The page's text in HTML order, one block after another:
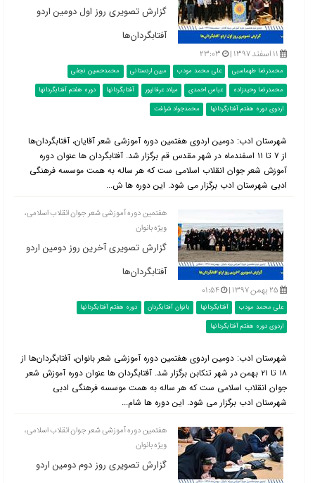
گزارش تصویری روز اول دومین اردو
آفتابگردان‌ها
۱۱ اسفند ۱۳۹۷ | ۲۳:۰۳
محمدرضا طهماسبی علی محمد مودب مبین اردستانی
محمدحسین نجفی
محمدرضا وحیدزاده
عباس احمدی میلاد عرفانپور آفتابگردانها
دوره هفتم آفتابگردانها
اردوی دوره هفتم آفتابگردانها
محمدجواد شرافت
شهرستان ادب: دومین اردوی هفتمین دوره آموزشی شعر آقایان، آفتابگردان‌ها
از ۷ تا ۱۱ اسفندماه در شهر مقدس قم برگزار شد. آفتابگردان ها عنوان دوره
آموزش شعر جوان انقلاب اسلامی ست که هر ساله به همت موسسه فرهنگی
ادبی شهرستان ادب برگزار می شود. این دوره ها ش...
هفتمین دوره آموزشی شعر جوان انقلاب اسلامی،
ویژه بانوان
گزارش تصویری آخرین روز دومین اردو
آفتابگردان‌ها
۲۵ بهمن ۱۳۹۷ | ۰۱:۵۴
علی محمد مودب آفتابگردانها بانوان آفتابگردان
دوره هفتم آفتابگردانها
اردوی دوره هفتم آفتابگردانها
شهرستان ادب: دومین اردوی هفتمین دوره آموزشی شعر بانوان، آفتابگردان‌ها از
۱۸ تا ۲۱ بهمن در شهر تنکابن برگزار شد. آفتابگردان ها عنوان دوره آموزش شعر
جوان انقلاب اسلامی ست که هر ساله به همت موسسه فرهنگی ادبی
شهرستان ادب برگزار می شود. این دوره ها شام...
هفتمین دوره آموزشی شعر جوان انقلاب اسلامی،
ویژه بانوان
گزارش تصویری روز دوم دومین اردو